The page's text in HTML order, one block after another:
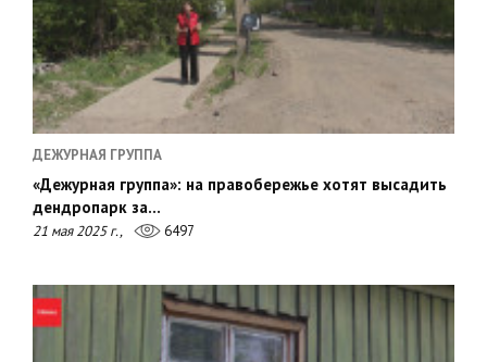
ДЕЖУРНАЯ ГРУППА
«Дежурная группа»: на правобережье хотят высадить
дендропарк за…
21 мая 2025 г., 6497